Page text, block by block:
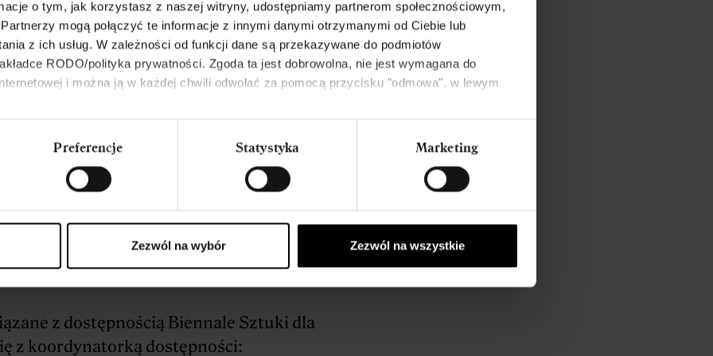
o tym, jak korzystasz z naszej witryny, udostępniamy partnerom społecznościowym,
mogą połączyć te informacje z innymi danymi otrzymanymi od Ciebie lub
z ich usług. W zależności od funkcji dane są przekazywane do podmiotów
RODO/polityka prywatności. Zgoda ta jest dobrowolna, nie jest wymagana do
i można ją w każdej chwili odwołać za pomocą przycisku "odmowa", w lewym
Preferencje Statystyka Marketing
Zezwól na wybór Zezwól na wszystkie
Łodzi, Hashtag Lab w Warszawie, ale gra
dla ludzi całkiem dorosłych.
będziesz mógł, mogła wypożyczyć
Scena Wspólna i jak się po niej
poniżej, żeby otworzyć lub pobrać:
Scena Wspólna (plik pdf)/
Scena Wspólna (plik .doc)
z dostępnością Biennale Sztuki dla
z koordynatorką dostępności: